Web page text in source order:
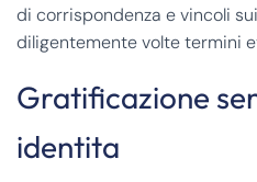
di corrispondenza e vincoli
diligentemente volte termini
Gratificazione
identita